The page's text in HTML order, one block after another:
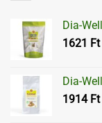
Dia-
1621 Ft
Dia-
1914 Ft